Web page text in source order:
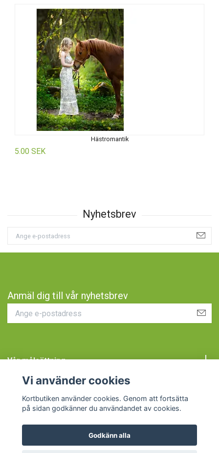
Hästromantik
5.00 SEK
Anmäl dig till vår nyhetsbrev
Vår målsättning
Vi använder cookies
Kortbutiken använder cookies. Genom att fortsätta
på sidan godkänner du användandet av cookies.
Godkänn alla